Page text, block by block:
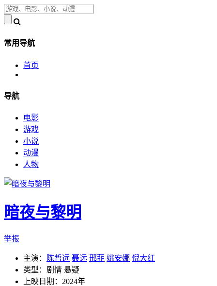
常用导航
首页
导航
电影
游戏
小说
动漫
人物
暗夜与黎明
举报
主演： 陈哲远 聂远 邢菲 姚安娜 倪大红
类型：剧情 悬疑
上映日期：2024年